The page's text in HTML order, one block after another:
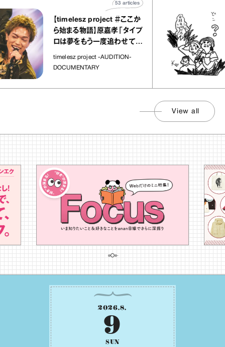
【timelesz project ＃ここか
ら始まる物語】原嘉孝「タイプ
ロは夢をもう一度追わせてく
れた場所」
timelesz project -AUDITION-
DOCUMENTARY
articles
View all
2026.8.
9
SUN